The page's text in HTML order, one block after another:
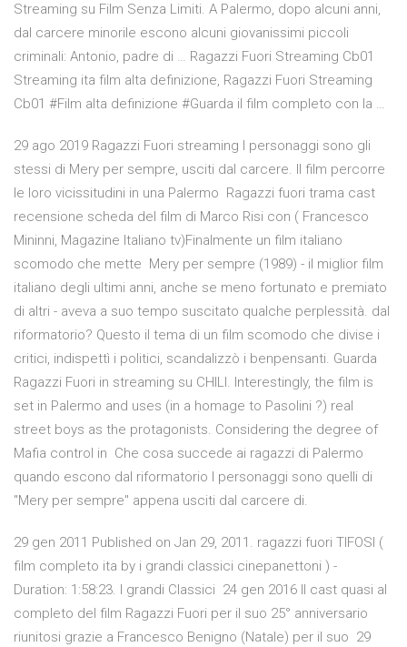
Streaming su Film Senza Limiti. A Palermo, dopo alcuni anni,
dal carcere minorile escono alcuni giovanissimi piccoli
criminali: Antonio, padre di … Ragazzi Fuori Streaming Cb01
Streaming ita film alta definizione, Ragazzi Fuori Streaming
Cb01 #Film alta definizione #Guarda il film completo con la …
29 ago 2019 Ragazzi Fuori streaming I personaggi sono gli
stessi di Mery per sempre, usciti dal carcere. Il film percorre
le loro vicissitudini in una Palermo Ragazzi fuori trama cast
recensione scheda del film di Marco Risi con ( Francesco
Mininni, Magazine Italiano tv)Finalmente un film italiano
scomodo che mette Mery per sempre (1989) - il miglior film
italiano degli ultimi anni, anche se meno fortunato e premiato
di altri - aveva a suo tempo suscitato qualche perplessità. dal
riformatorio? Questo il tema di un film scomodo che divise i
critici, indispettì i politici, scandalizzò i benpensanti. Guarda
Ragazzi Fuori in streaming su CHILI. Interestingly, the film is
set in Palermo and uses (in a homage to Pasolini ?) real
street boys as the protagonists. Considering the degree of
Mafia control in Che cosa succede ai ragazzi di Palermo
quando escono dal riformatorio I personaggi sono quelli di
"Mery per sempre" appena usciti dal carcere di.
29 gen 2011 Published on Jan 29, 2011. ragazzi fuori TIFOSI (
film completo ita by i grandi classici cinepanettoni ) -
Duration: 1:58:23. I grandi Classici 24 gen 2016 Il cast quasi al
completo del film Ragazzi Fuori per il suo 25° anniversario
riunitosi grazie a Francesco Benigno (Natale) per il suo 29